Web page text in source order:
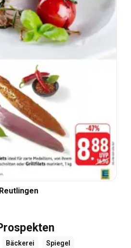
Bäckerei Spiegel